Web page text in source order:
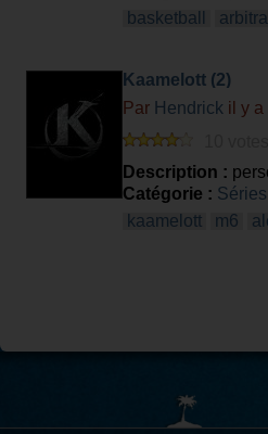
basketball
Kaamelott (2)
Par Hendrick il y a
Description :
Catégorie :
kaamelott
m6